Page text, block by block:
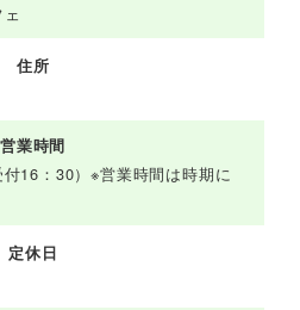
住所
営業時間
16：30）※営業時間は時期に
定休日